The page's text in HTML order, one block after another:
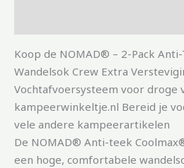
Koop de NOMAD® – 2-Pack
Wandelsok Crew Extra
Vochtafvoersysteem voor droge
kampeerwinkeltje.nl Bereid je
vele andere kampeerartikelen
De NOMAD® Anti-teek
een hoge, comfortabele